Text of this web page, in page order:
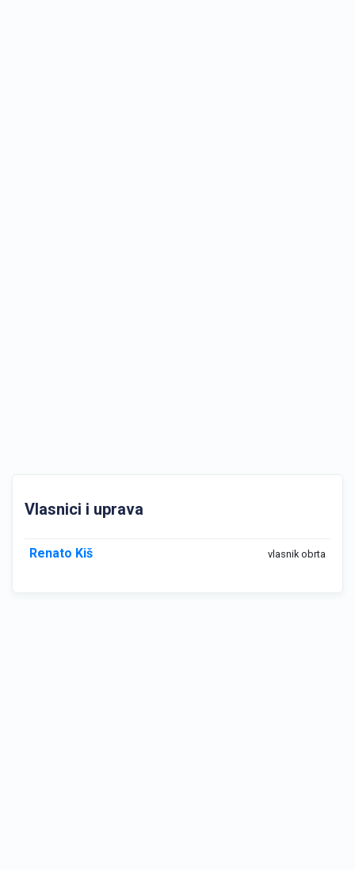
Vlasnici i uprava
Renato Kiš vlasnik obrta